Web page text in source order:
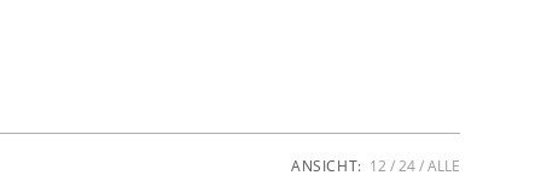
ANSICHT: 12 24 ALLE